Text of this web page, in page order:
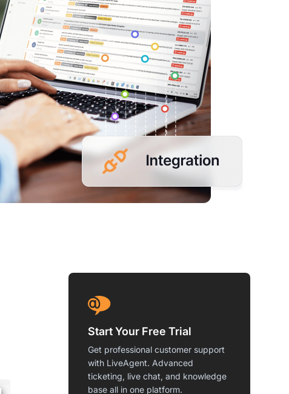
Start Your Free Trial
Get professional customer support
with LiveAgent. Advanced
ticketing, live chat, and knowledge
base all in one platform.